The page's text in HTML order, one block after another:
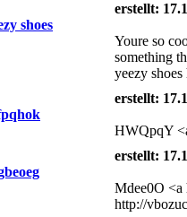
shoes
erstellt:
Youre so
something
yeezy
erstellt:
HWQpqY
erstellt:
Mdee0O
http://